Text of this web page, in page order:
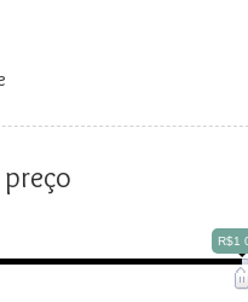
R$1